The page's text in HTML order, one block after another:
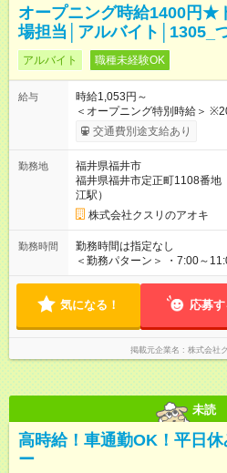
オープニング時給1400円★
場担当│アルバイト│1305_
アルバイト 職種未経験OK
給与
時給1,053円～
＜オープニング特別時給＞
別時給 8:30～17:00 時給
※2026年9月21日～通常時
降 25％増し（営業店舗のみ） ※職務手当あり！（時給＋60
円） ★マイスター手当あり（
※2026年9月21日～適用 ★当
8:00～17:00＋147円 17:00～22:00＋147円
舗へのヘ
交通費別途支給あり
勤務地
福井県福井市
福井県福井市定正町1108番地
江駅）
株式会社クスリのアオキ
勤務時間
勤務時間は指定なし
＜勤務パターン＞ ・7:00～
18:00 6:00～、6:30～勤務可能な方も大歓迎！ ※1日の実働時間
気になる！ 応募す
掲載元企業名 株式会社
未読
高時給！車通勤OK！平日
ー